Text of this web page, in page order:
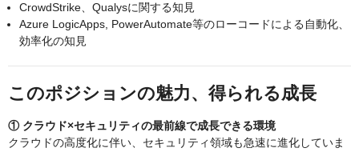
CrowdStrike、Qualysに関する知見
Azure LogicApps, PowerAutomate等のローコードによる自動化、
効率化の知見
このポジションの魅力、得られる成長
① クラウド×セキュリティの最前線で成長できる環境
クラウドの高度化に伴い、セキュリティ領域も急速に進化していま